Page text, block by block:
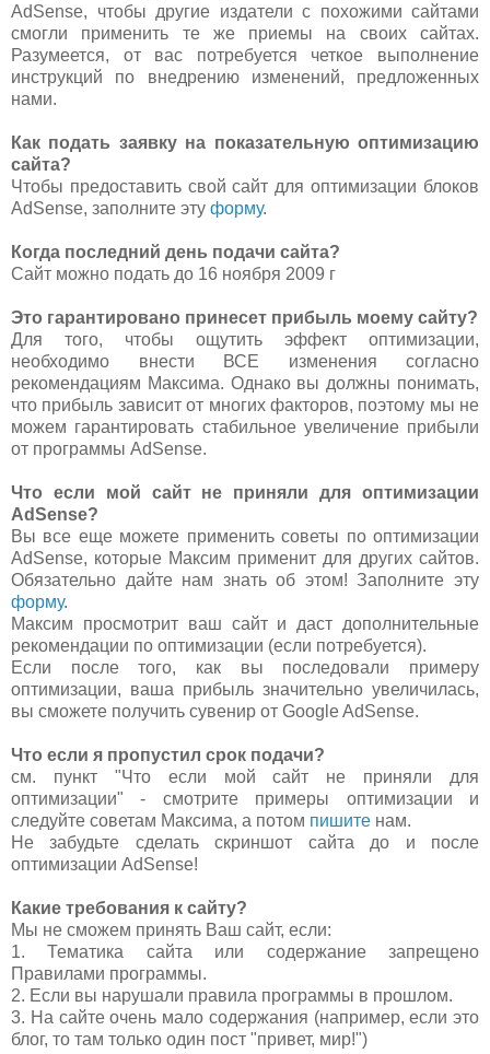
AdSense, чтобы другие издатели с похожими сайтами
смогли применить те же приемы на своих сайтах.
Разумеется, от вас потребуется четкое выполнение
инструкций по внедрению изменений, предложенных
нами.
Как подать заявку на показательную оптимизацию
сайта?
Чтобы предоставить свой сайт для оптимизации блоков
AdSense, заполните эту форму.
Когда последний день подачи сайта?
Сайт можно подать до 16 ноября 2009 г
Это гарантировано принесет прибыль моему сайту?
Для того, чтобы ощутить эффект оптимизации,
необходимо внести ВСЕ изменения согласно
рекомендациям Максима. Однако вы должны понимать,
что прибыль зависит от многих факторов, поэтому мы не
можем гарантировать стабильное увеличение прибыли
от программы AdSense.
Что если мой сайт не приняли для оптимизации
AdSense?
Вы все еще можете применить советы по оптимизации
AdSense, которые Максим применит для других сайтов.
Обязательно дайте нам знать об этом! Заполните эту
форму.
Максим просмотрит ваш сайт и даст дополнительные
рекомендации по оптимизации (если потребуется).
Если после того, как вы последовали примеру
оптимизации, ваша прибыль значительно увеличилась,
вы сможете получить сувенир от Google AdSense.
Что если я пропустил срок подачи?
см. пункт "Что если мой сайт не приняли для
оптимизации" - смотрите примеры оптимизации и
следуйте советам Максима, а потом пишите нам.
Не забудьте сделать скриншот сайта до и после
оптимизации AdSense!
Какие требования к сайту?
Мы не сможем принять Ваш сайт, если:
1. Тематика сайта или содержание запрещено
Правилами программы.
2. Если вы нарушали правила программы в прошлом.
3. На сайте очень мало содержания (например, если это
блог, то там только один пост "привет, мир!")